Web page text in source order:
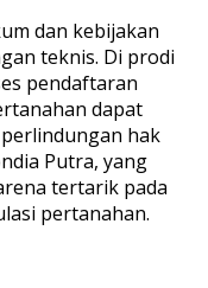
dan kebijakan
teknis. Di prodi
pendaftaran
dapat
hak
Putra, yang
tertarik pada
pertanahan.